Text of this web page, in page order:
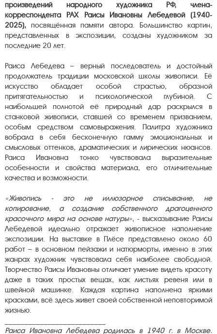
произведений
народного художника РФ, члена-
корреспондента РАХ Раисы Ивановны Лебедевой (1940-
2025), посвящённая памяти автора. Большинство картин,
представленных в экспозиции, созданы художником за
последние 20 лет.
Раиса Лебедева – верный последователь и достойный
продолжатель традиции московской школы живописи. Её
искусство обладает особой страстью, образной
притягательностью и психологической глубиной. С
наибольшей полнотой её природный дар раскрылся в
станковой живописи, ставшей со временем призванием,
особым средством самовыражения. Палитра художника
вобрала в себя бесконечную гамму эмоциональных и
смысловых оттенков, драматических и лирических нюансов.
Раиса Ивановна тонко чувствовала выразительные
особенности и свойства материала, его отличительные
качества и возможности.
«Живопись - это не иллюзорное списывание, не
копирование, а создание собственного драгоценного
красочного мира на основе натуры», - высказывание Раисы
Лебедевой идеально отражает живописное наполнение
экспозиции. На выставке в Плёсе представлено около 60
работ – в основном пейзажи и натюрморты, именно в этих
жанрах художник чувствовала себя наиболее свободной.
Творчество Раисы Ивановны отличает умение видеть красоту
даже в таких простых вещах, как листьях ревеня или в
швейной машинке. Каждая картина наполнена яркими
красками, всё здесь живет своей собственной неповторимой
жизнью.
Раиса Ивановна Лебедева родилась в 1940 г. в Москве.